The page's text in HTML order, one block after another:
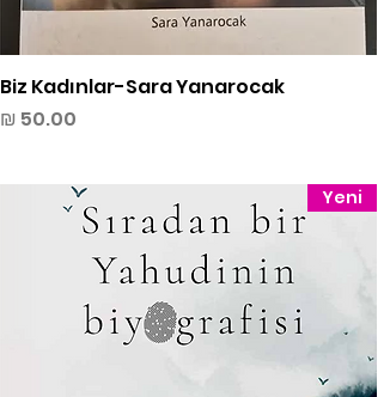
תצוגה מהירה
Biz Kadınlar-Sara Yanarocak
מחיר
Yeni